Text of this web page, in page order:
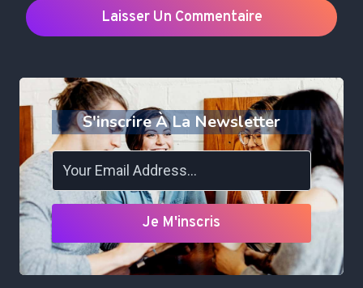
S'inscrire À La Newsletter
Je M'inscris